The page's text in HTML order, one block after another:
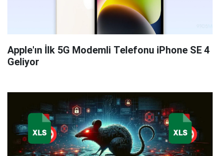
Apple'ın İlk 5G Modemli Telefonu iPhone SE 4
Geliyor